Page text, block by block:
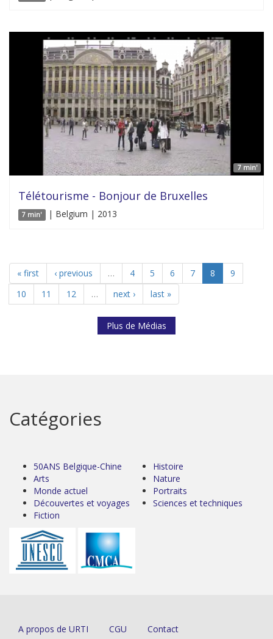
7 min'
Télétourisme - Bonjour de Bruxelles
7 min' | Belgium | 2013
« first ‹ previous … 4 5 6 7 8
9
10
11 12 … next › last »
Plus de Médias
Catégories
50ANS Belgique-Chine
Arts
Monde actuel
Découvertes et voyages
Fiction
Histoire
Nature
Portraits
Sciences et techniques
A propos de URTI CGU Contact